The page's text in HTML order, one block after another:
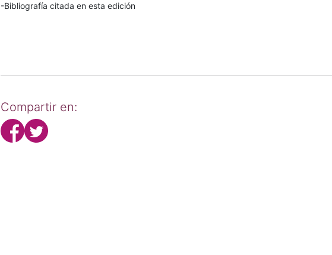
-Bibliografía citada en esta edición
Compartir en: